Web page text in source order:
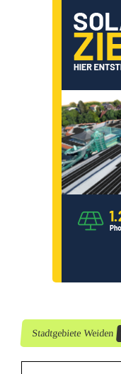
Stadtgebiete Weiden